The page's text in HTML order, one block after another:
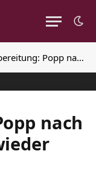
nach Corona-Infektion wieder dabei
nach